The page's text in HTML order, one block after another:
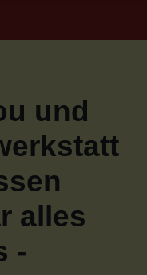
und
alles
-